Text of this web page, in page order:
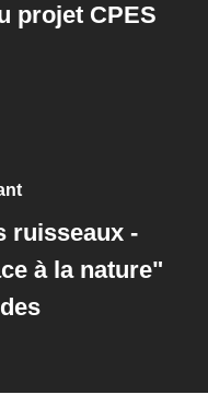
projet CPES
ruisseaux -
à la nature"